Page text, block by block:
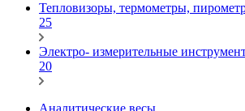
Тепловизоры, термометры,
25
Электро- измерительные
20
Аналитические весы